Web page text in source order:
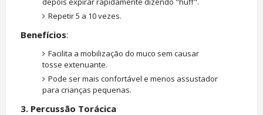
Repetir 5 a 10 vezes.
Benefícios:
Facilita a mobilização do muco sem causar
tosse extenuante.
Pode ser mais confortável e menos assustador
para crianças pequenas.
3. Percussão Torácica